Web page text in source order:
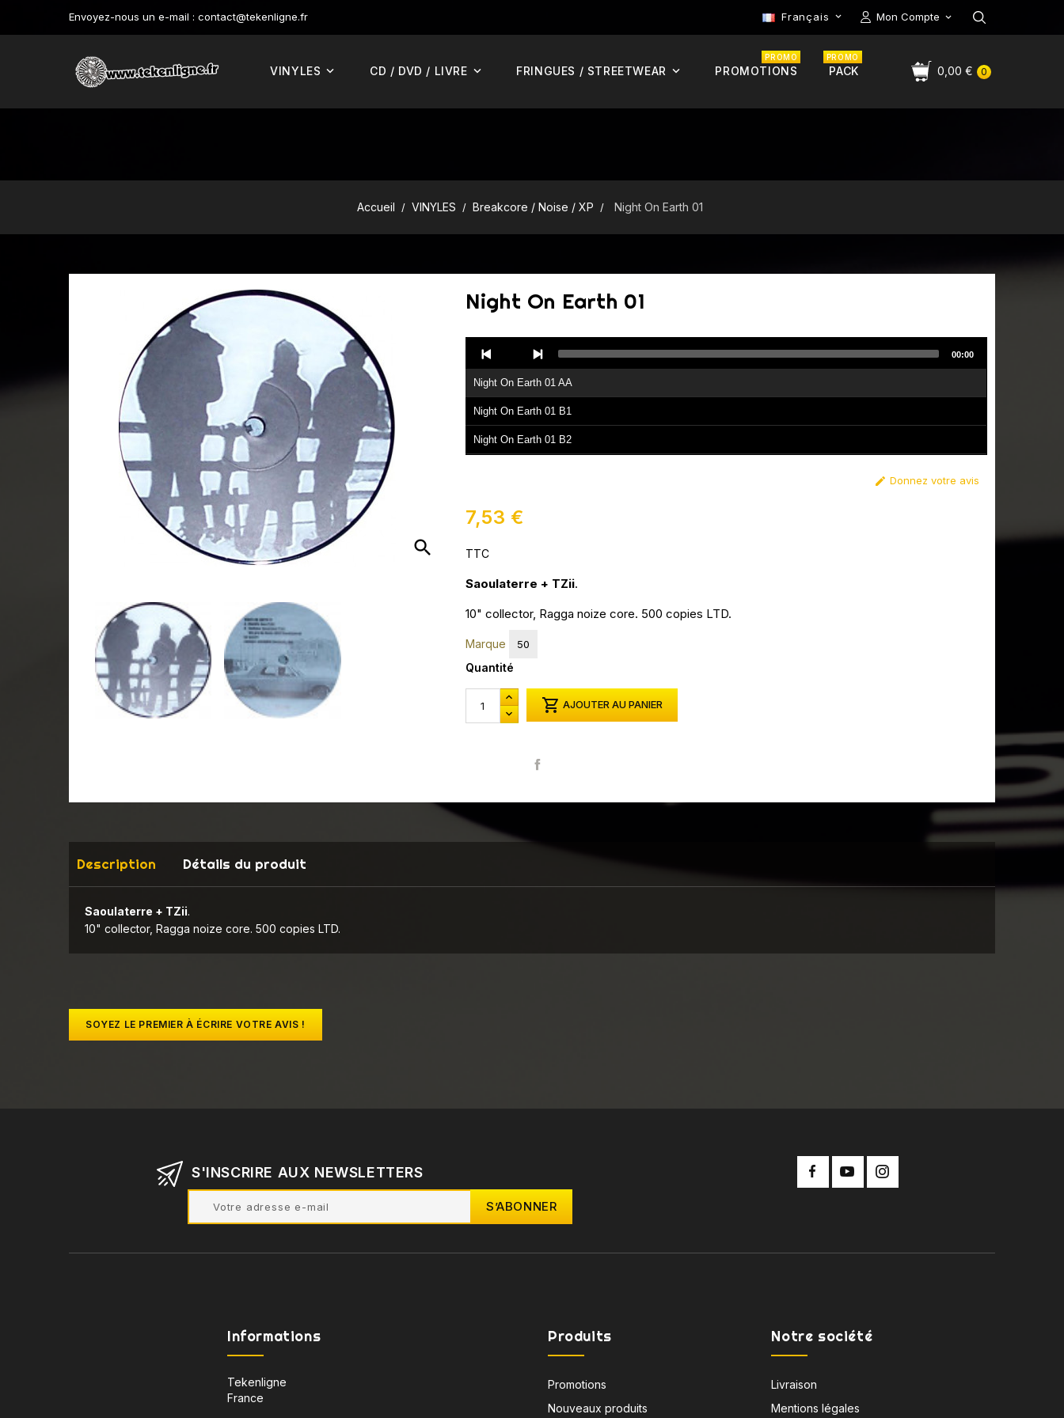
Envoyez-nous un e-mail : contact@tekenligne.fr Mon Compte
Français 
0
0,00 €
VINYLES CD / DVD / LIVRE FRINGUES / STREETWEAR PROMOTIONS
PROMO
PACK
PROMO
Accueil VINYLES Breakcore / Noise / XP Night On Earth 01
search
Night On Earth 01
Player
Night On Earth 01 AA
Night On Earth 01 B1
Night On Earth 01 B2
00:00
 Donnez votre avis
7,53 €
TTC
Saoulaterre + TZii.
10" collector, Ragga noize core. 500 copies LTD.
Marque 50
Quantité
 AJOUTER AU PANIER
Description Détails du produit
Saoulaterre + TZii.
10" collector, Ragga noize core. 500 copies LTD.
SOYEZ LE PREMIER À ÉCRIRE VOTRE AVIS !
S'INSCRIRE AUX NEWSLETTERS
Informations
Tekenligne
France
Produits
Promotions
Nouveaux produits
Notre société
Livraison
Mentions légales